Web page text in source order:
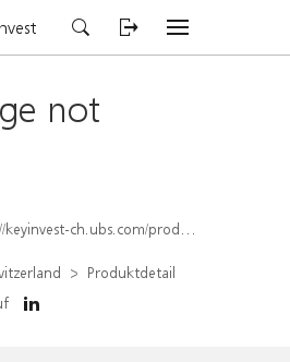
not
ch.ubs.com/produkt/detail/index/isin/CH1564518962
Produktdetail